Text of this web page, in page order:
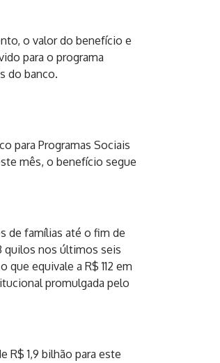
o valor do benefício e
para o programa
do banco.
para Programas Sociais
mês, o benefício segue
de famílias até o fim de
quilos nos últimos seis
equivale a R$ 112 em
promulgada pelo
R$ 1,9 bilhão para este